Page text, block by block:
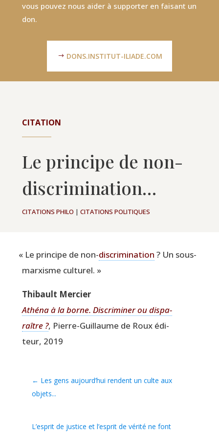
vous pouvez nous aider à supporter en faisant un
don.
DONS.INSTITUT-ILIADE.COM
CITATION
Le principe de non-
discrimination…
CITATIONS PHILO | CITATIONS POLITIQUES
« Le prin­cipe de non-dis­cri­mi­na­tion ? Un sous-
mar­xisme culturel. »
Thi­bault Mercier
Athé­na à la borne. Dis­cri­mi­ner ou dis­pa­
raître ?, Pierre-Guillaume de Roux édi­
teur, 2019
← Les gens aujourd’hui rendent un culte aux
objets...
L’esprit de justice et l’esprit de vérité ne font